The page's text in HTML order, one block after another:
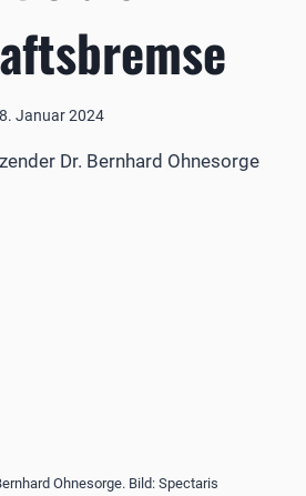
8. Januar 2024
Ohnesorge. Bild: Spectaris